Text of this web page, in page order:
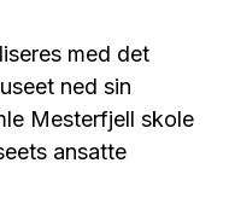
med det
ned sin
Mesterfjell skole
ansatte